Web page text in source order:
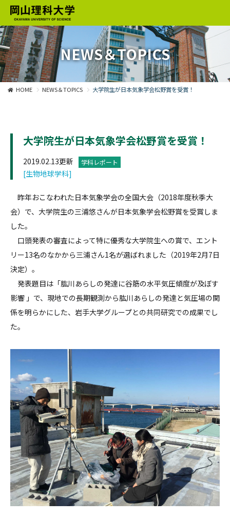
NEWS＆TOPICS
HOME NEWS＆TOPICS 大学院生が日本気象学会松野賞を受賞！
大学院生が日本気象学会松野賞を受賞！
2019.02.13更新 学科レポート
[生物地球学科]
昨年おこなわれた日本気象学会の全国大会（2018年度秋季大
会）で、大学院生の三浦悠さんが日本気象学会松野賞を受賞しま
した。
口頭発表の審査によって特に優秀な大学院生への賞で、エント
リー13名のなかから三浦さん1名が選ばれました（2019年2月7日
決定）。
発表題目は「肱川あらしの発達に谷筋の水平気圧傾度が及ぼす
影響 」で、現地での長期観測から肱川あらしの発達と気圧場の関
係を明らかにした、岩手大学グループとの共同研究での成果でし
た。